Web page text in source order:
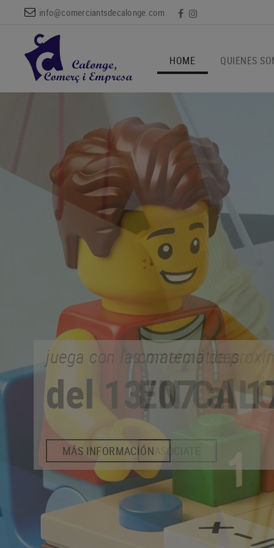
info@comerciantsdecalonge.com
HOME QUIENES
comercio de proximidad
EN CALONGE
ASÓCIATE